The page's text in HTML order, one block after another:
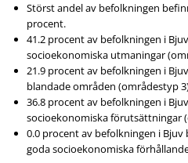
Störst andel av befolkningen
procent.
41.2 procent av befolkningen i
socioekonomiska utmaningar
21.9 procent av befolkningen i
blandade områden (områdestyp
36.8 procent av befolkningen i
socioekonomiska förutsättningar
0.0 procent av befolkningen i
goda socioekonomiska